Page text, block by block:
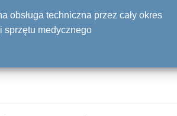
obsługa techniczna przez cały okres
sprzętu medycznego